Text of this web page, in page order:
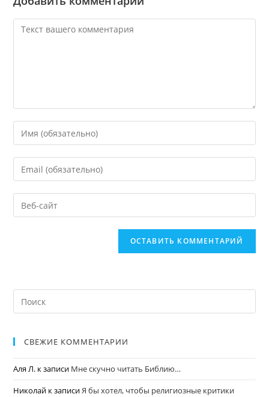
СВЕЖИЕ КОММЕНТАРИИ
Аля Л. к записи Мне скучно читать Библию…
Николай к записиЯ бы хотел, чтобы религиозные критики